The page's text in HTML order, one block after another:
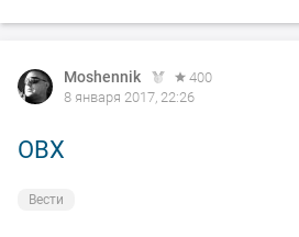
Moshennik
400
8 января 2017, 22:26
ОВХ
Вести